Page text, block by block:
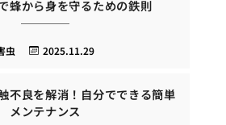
蜂から身を守るための鉄則
2025.11.29
虫
不良を解消！自分でできる簡単
メンテナンス